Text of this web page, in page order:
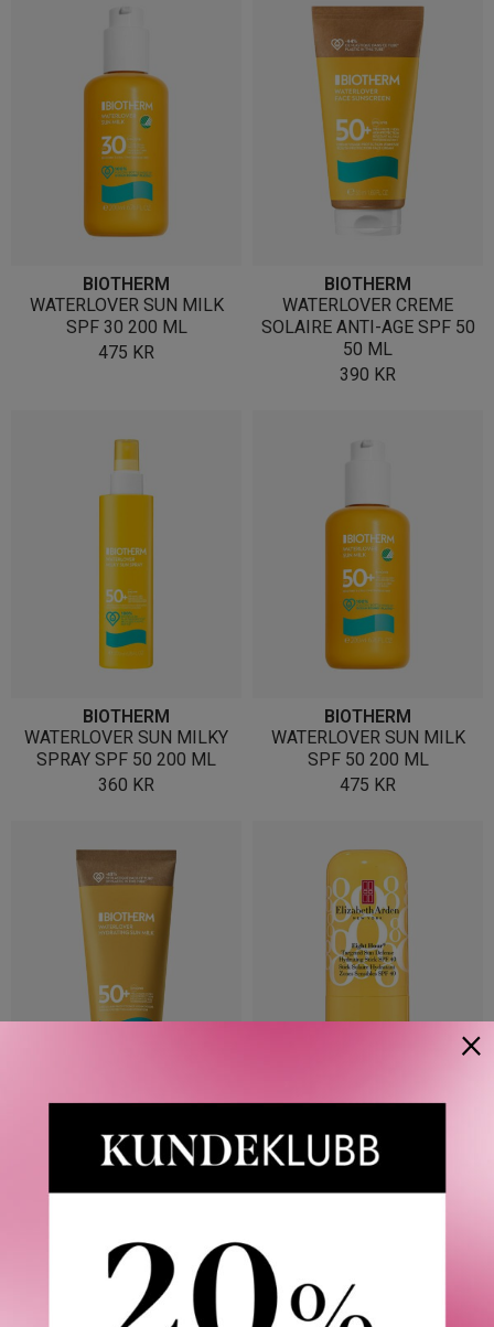
BIOTHERM
WATERLOVER SUN MILK
SPF 30 200 ML
475 KR
BIOTHERM
WATERLOVER CREME
SOLAIRE ANTI-AGE SPF 50
50 ML
390 KR
BIOTHERM
WATERLOVER SUN MILKY
SPRAY SPF 50 200 ML
360 KR
BIOTHERM
WATERLOVER SUN MILK
SPF 50 200 ML
475 KR
WATERLOVER HYDRATION
SUN MILK SPF 50 200 ML
380KR
EIGHT HOUR® TARGET SUN
DEFENSE HYDRATING STICK
SPF 40 6,8 G
×